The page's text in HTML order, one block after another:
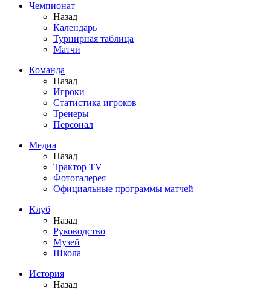
Чемпионат
Назад
Календарь
Турнирная таблица
Матчи
Команда
Назад
Игроки
Статистика игроков
Тренеры
Персонал
Медиа
Назад
Трактор TV
Фотогалерея
Официальные программы матчей
Клуб
Назад
Руководство
Музей
Школа
История
Назад